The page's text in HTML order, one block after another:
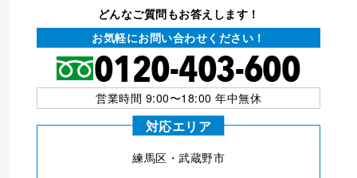
どんなご質問もお答えします！
お気軽にお問い合わせください！
営業時間 9:00〜18:00 年中無休
対応エリア
練⾺区・武蔵野市